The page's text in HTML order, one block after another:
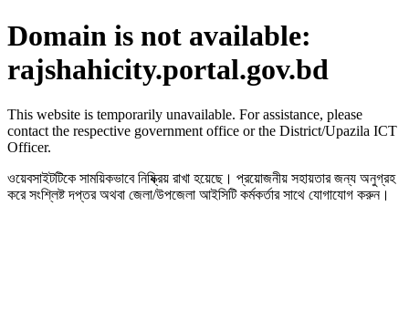
Domain is not available:
rajshahicity.portal.gov.bd
This website is temporarily unavailable. For assistance, please
contact the respective government office or the District/Upazila ICT
Officer.
ওয়েবসাইটটিকে সাময়িকভাবে নিষ্ক্রিয় রাখা হয়েছে। প্রয়োজনীয় সহায়তার জন্য অনুগ্রহ
করে সংশ্লিষ্ট দপ্তর অথবা জেলা/উপজেলা আইসিটি কর্মকর্তার সাথে যোগাযোগ করুন।